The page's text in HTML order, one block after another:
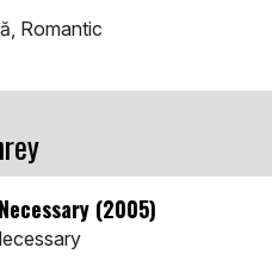
Romantic
(2005)